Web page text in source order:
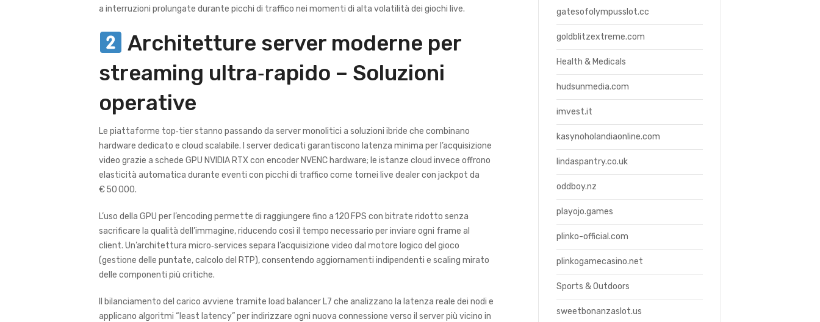
a interruzioni prolungate durante picchi di traffico nei momenti di alta volatilità dei giochi live.
Architetture server moderne per
streaming ultra‑rapido – Soluzioni
operative
Le piattaforme top‑tier stanno passando da server monolitici a soluzioni ibride che combinano
hardware dedicato e cloud scalabile. I server dedicati garantiscono latenza minima per l’acquisizione
video grazie a schede GPU NVIDIA RTX con encoder NVENC hardware; le istanze cloud invece offrono
elasticità automatica durante eventi con picchi di traffico come tornei live dealer con jackpot da
€ 50 000.
L’uso della GPU per l’encoding permette di raggiungere fino a 120 FPS con bitrate ridotto senza
sacrificare la qualità dell’immagine, riducendo così il tempo necessario per inviare ogni frame al
client. Un’architettura micro‑services separa l’acquisizione video dal motore logico del gioco
(gestione delle puntate, calcolo del RTP), consentendo aggiornamenti indipendenti e scaling mirato
delle componenti più critiche.
Il bilanciamento del carico avviene tramite load balancer L7 che analizzano la latenza reale dei nodi e
applicano algoritmi “least latency” per indirizzare ogni nuova connessione verso il server più vicino in
gatesofolympusslot.cc
goldblitzextreme.com
Health & Medicals
hudsunmedia.com
imvest.it
kasynoholandiaonline.com
lindaspantry.co.uk
oddboy.nz
playojo.games
plinko-official.com
plinkogamecasino.net
Sports & Outdoors
sweetbonanzaslot.us